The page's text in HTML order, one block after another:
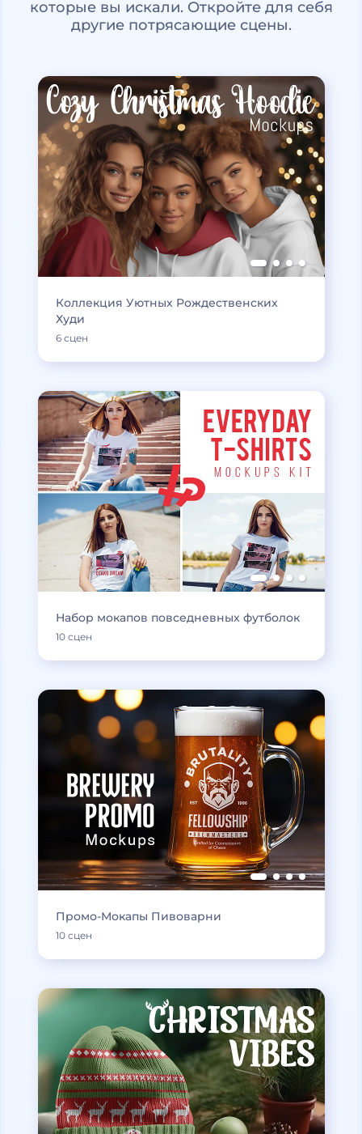
которые вы искали. Откройте для себя
другие потрясающие сцены.
Коллекция Уютных Рождественских
Худи
6 сцен
Набор мокапов повседневных футболок
10 сцен
Промо-Мокапы Пивоварни
10 сцен